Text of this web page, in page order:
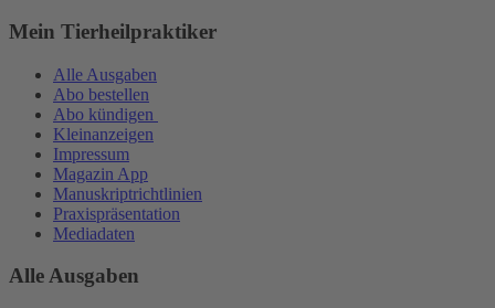
Mein Tierheilpraktiker
Alle Ausgaben
Abo bestellen
Abo kündigen
Kleinanzeigen
Impressum
Magazin App
Manuskriptrichtlinien
Praxispräsentation
Mediadaten
Alle Ausgaben